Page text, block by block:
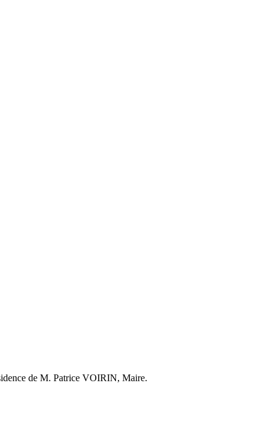
de M. Patrice VOIRIN, Maire.